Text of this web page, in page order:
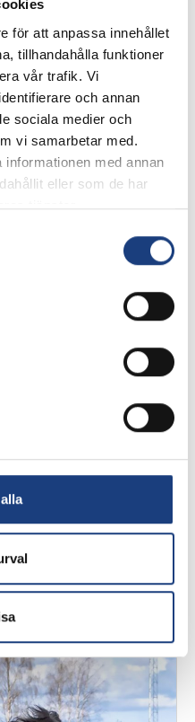
för att anpassa innehållet
tillhandahålla funktioner
vår trafik. Vi
och annan
sociala medier och
vi samarbetar med.
med annan
eller som de har
tjänster.